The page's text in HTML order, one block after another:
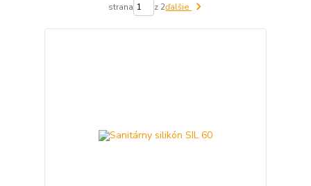
strana z 2ďalšie